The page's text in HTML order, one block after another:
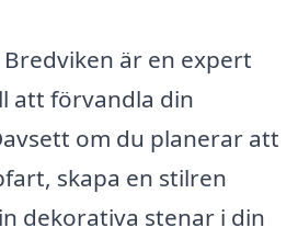
är en expert
att förvandla din
om du planerar att
skapa en stilren
dekorativa stenar i din